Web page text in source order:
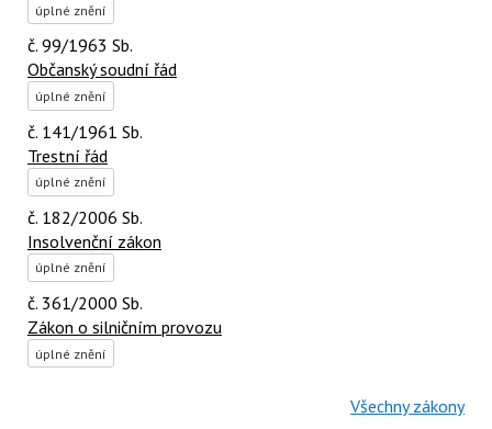
úplné znění
č. 99/1963 Sb.
Občanský soudní řád
úplné znění
č. 141/1961 Sb.
Trestní řád
úplné znění
č. 182/2006 Sb.
Insolvenční zákon
úplné znění
č. 361/2000 Sb.
Zákon o silničním provozu
úplné znění
Všechny zákony